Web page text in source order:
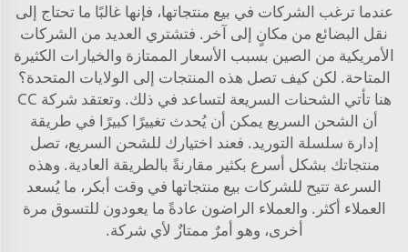
عندما ترغب الشركات في بيع منتجاتها، فإنها غالبًا ما تحتاج إلى
نقل البضائع من مكانٍ إلى آخر. فتشتري العديد من الشركات
الأمريكية من الصين بسبب الأسعار الممتازة والخيارات الكثيرة
المتاحة. لكن كيف تصل هذه المنتجات إلى الولايات المتحدة؟
هنا تأتي الشحنات السريعة لتساعد في ذلك. وتعتقد شركة CC
أن الشحن السريع يمكن أن يُحدث تغييرًا كبيرًا في طريقة
إدارة سلسلة التوريد. فعند اختيارك للشحن السريع، تصل
منتجاتك بشكل أسرع بكثير مقارنةً بالطريقة العادية. وهذه
السرعة تتيح للشركات بيع منتجاتها في وقت أبكر، ما يُسعد
العملاء أكثر. والعملاء الراضون عادةً ما يعودون للتسوق مرة
أخرى، وهو أمرٌ ممتازٌ لأي شركة.